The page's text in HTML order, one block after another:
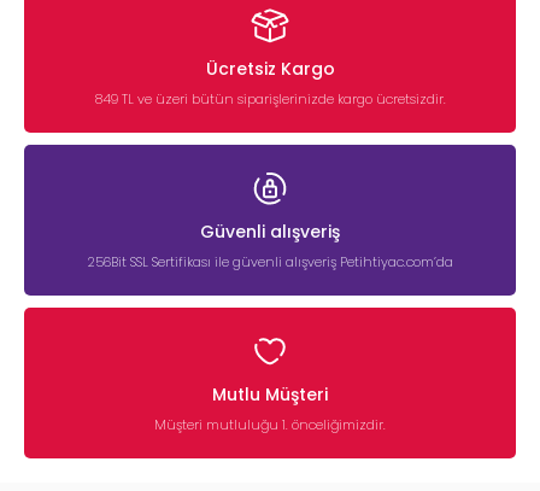
Ücretsiz Kargo
849 TL ve üzeri bütün siparişlerinizde kargo ücretsizdir.
Güvenli alışveriş
256Bit SSL Sertifikası ile güvenli alışveriş Petihtiyac.com’da
Mutlu Müşteri
Müşteri mutluluğu 1. önceliğimizdir.